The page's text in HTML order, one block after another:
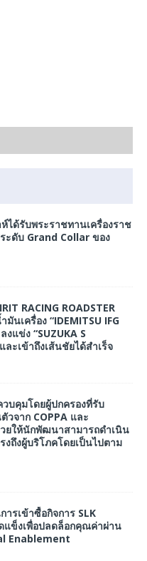
ได้รับพระราชทานเครื่องราช
ะดับ Grand Collar ของ
RACING ROADSTER
นเครื่อง “IDEMITSU IFG
แข่ง “SUZUKA S
ะเข้าถึงเส้นชัยได้สำเร็จ
บคุมโดยผู้ปกครองที่รับ
วจาก COPPA และ
ยให้นักพัฒนาสามารถดำเนิน
งถึงผู้บริโภคโดยเป็นไปตาม
รเข้าซื้อกิจการ SLK
ข็งเพื่อปลดล็อกคุณค่าผ่าน
Enablement